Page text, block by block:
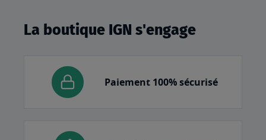
La boutique IGN s'engage
Paiement 100% sécurisé